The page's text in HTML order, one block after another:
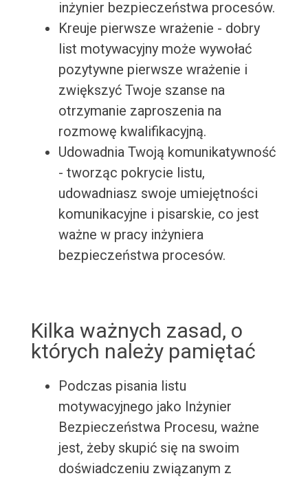
inżynier bezpieczeństwa procesów.
Kreuje pierwsze wrażenie - dobry
list motywacyjny może wywołać
pozytywne pierwsze wrażenie i
zwiększyć Twoje szanse na
otrzymanie zaproszenia na
rozmowę kwalifikacyjną.
Udowadnia Twoją komunikatywność
- tworząc pokrycie listu,
udowadniasz swoje umiejętności
komunikacyjne i pisarskie, co jest
ważne w pracy inżyniera
bezpieczeństwa procesów.
Kilka ważnych zasad, o
których należy pamiętać
Podczas pisania listu
motywacyjnego jako Inżynier
Bezpieczeństwa Procesu, ważne
jest, żeby skupić się na swoim
doświadczeniu związanym z